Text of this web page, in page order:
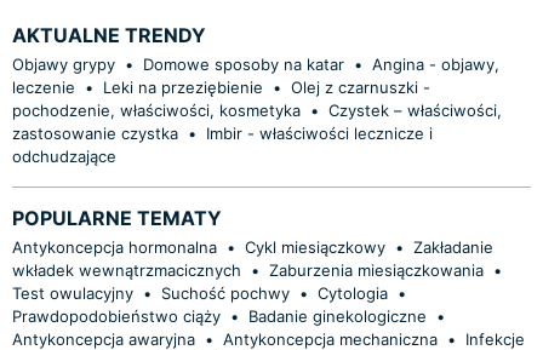
AKTUALNE TRENDY
Objawy grypy • Domowe sposoby na katar • Angina - objawy,
leczenie
• Leki na przeziębienie • Olej z czarnuszki -
pochodzenie, właściwości, kosmetyka • Czystek – właściwości,
zastosowanie czystka •
Imbir - właściwości lecznicze i
odchudzające
POPULARNE TEMATY
Antykoncepcja hormonalna • Cykl miesiączkowy • Zakładanie
wkładek wewnątrzmacicznych
• Zaburzenia miesiączkowania •
Test owulacyjny • Suchość pochwy • Cytologia •
Prawdopodobieństwo ciąży • Badanie ginekologiczne
•
Antykoncepcja awaryjna • Antykoncepcja mechaniczna •
Infekcje